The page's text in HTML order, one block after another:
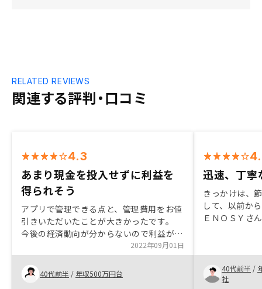
関連する評判・口コミ
RELATED REVIEWS
4.3
あまり現金を投入せずに利益を
得られそう
アプリで管理できる点と、管理費用をお値
引きいただいたことが大きかったです。
今後の経済動向が分からないので利益が出
せるかどうか不安でしたが、総合的に検討
して決めました。 手続きについては、他
社と違って法的書類の取得もお任せでして
もらえた点は良かったです。
2022年09月01日
40代前半 / 年収500万円台
迅速、丁寧
きっかけは、
して、以前か
ＥＮＯＳＹさ
いたことです
が対応する際
万全にして頂
40代前半 /
社